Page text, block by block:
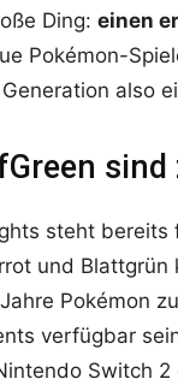
Ding: einen
Pokémon-
also
steht
und
Pokémon
verfügbar
Switch